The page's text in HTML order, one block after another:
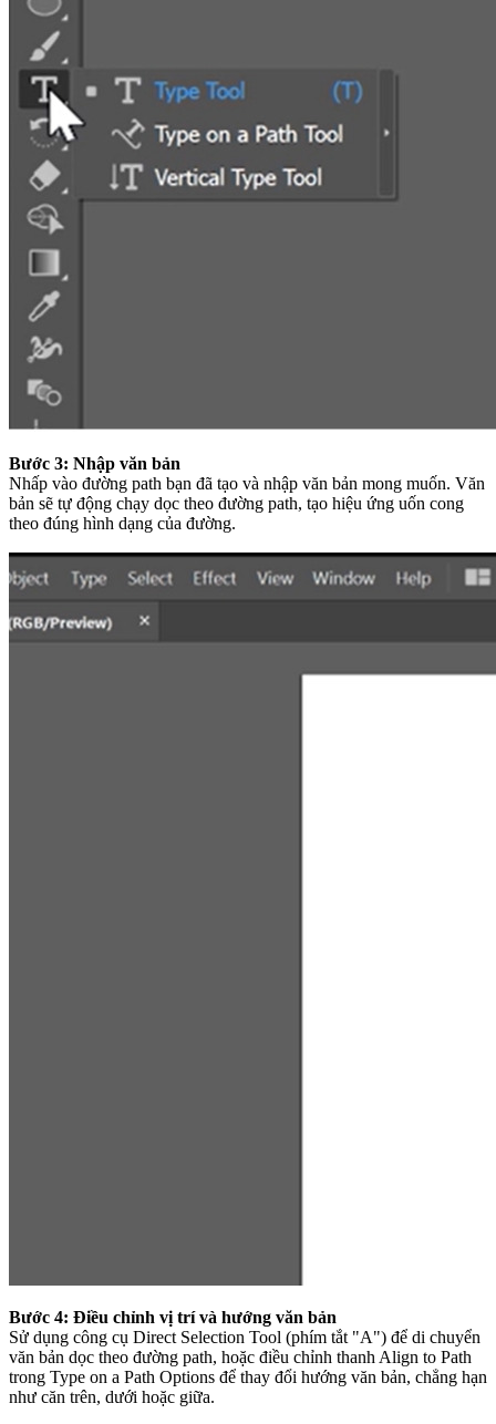
Bước 3: Nhập văn bản
Nhấp vào đường path bạn đã tạo và nhập văn bản mong muốn. Văn
bản sẽ tự động chạy dọc theo đường path, tạo hiệu ứng uốn cong
theo đúng hình dạng của đường.
Bước 4: Điều chỉnh vị trí và hướng văn bản
Sử dụng công cụ Direct Selection Tool (phím tắt "A") để di chuyển
văn bản dọc theo đường path, hoặc điều chỉnh thanh Align to Path
trong Type on a Path Options để thay đổi hướng văn bản, chẳng hạn
như căn trên, dưới hoặc giữa.